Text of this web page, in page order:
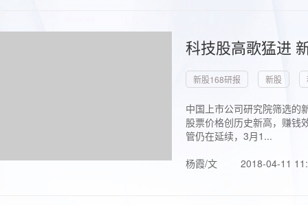
科技股高歌猛进
新股168研报 新股
中国上市公司研究院筛选的
股票价格创历史新高，赚钱
管仍在延续，3月1...
杨霞/文
2018-04-11